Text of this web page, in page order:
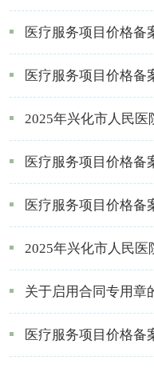
医疗服务项目价格备
医疗服务项目价格备
2025年兴化市人民
医疗服务项目价格备
医疗服务项目价格备
2025年兴化市人民
关于启用合同专用章
医疗服务项目价格备